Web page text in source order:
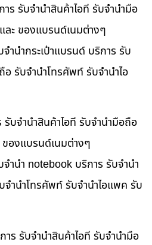
ร รับจำนำสินค้าไอที รับจำนำมือ
ละ ของแบรนด์เนมต่างๆ
ำนำกระเป๋าแบรนด์ บริการ รับ
รับจำนำโทรศัพท์ รับจำนำไอ
บจำนำสินค้าไอที รับจำนำมือถือ
องแบรนด์เนมต่างๆ
ำนำ notebook บริการ รับจำนำ
ำนำโทรศัพท์ รับจำนำไอแพค รับ
ร รับจำนำสินค้าไอที รับจำนำมือ